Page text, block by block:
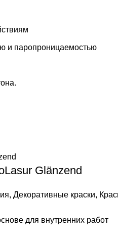
и паропроницаемостью
Glänzend
, Декоративные краски,
для внутренних работ